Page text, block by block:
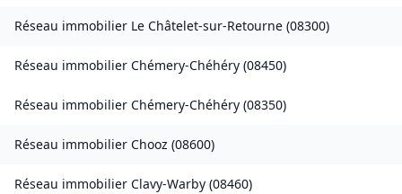
Réseau immobilier Le Châtelet-sur-Retourne (08300)
Réseau immobilier Chémery-Chéhéry (08450)
Réseau immobilier Chémery-Chéhéry (08350)
Réseau immobilier Chooz (08600)
Réseau immobilier Clavy-Warby (08460)